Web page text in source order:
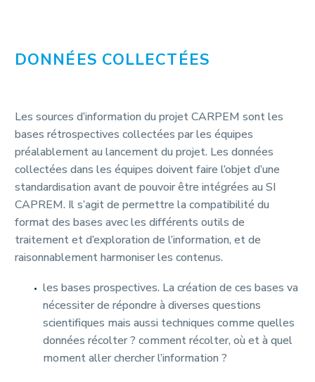
DONNÉES COLLECTÉES
Les sources d’information du projet CARPEM sont les
bases rétrospectives collectées par les équipes
préalablement au lancement du projet. Les données
collectées dans les équipes doivent faire l’objet d’une
standardisation avant de pouvoir être intégrées au SI
CAPREM. Il s’agit de permettre la compatibilité du
format des bases avec les différents outils de
traitement et d’exploration de l’information, et de
raisonnablement harmoniser les contenus.
les bases prospectives. La création de ces bases va
nécessiter de répondre à diverses questions
scientifiques mais aussi techniques comme quelles
données récolter ? comment récolter, où et à quel
moment aller chercher l’information ?